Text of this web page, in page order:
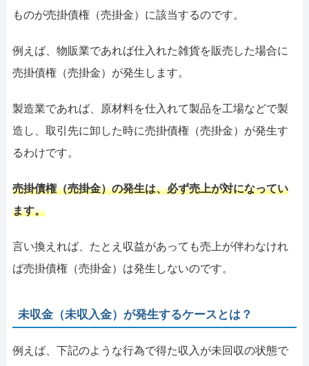
ものが売掛債権（売掛金）に該当するのです。
例えば、物販業であれば仕入れた雑貨を販売した場合に
売掛債権（売掛金）が発生します。
製造業であれば、原材料を仕入れて製品を工場などで製
造し、取引先に卸した時に売掛債権（売掛金）が発生す
るわけです。
売掛債権（売掛金）の発生は、必ず売上が対になってい
ます。
言い換えれば、たとえ収益があっても売上が伴わなけれ
ば売掛債権（売掛金）は発生しないのです。
未収金（未収入金）が発生するケースとは？
例えば、下記のような行為で得た収入が未回収の状態で